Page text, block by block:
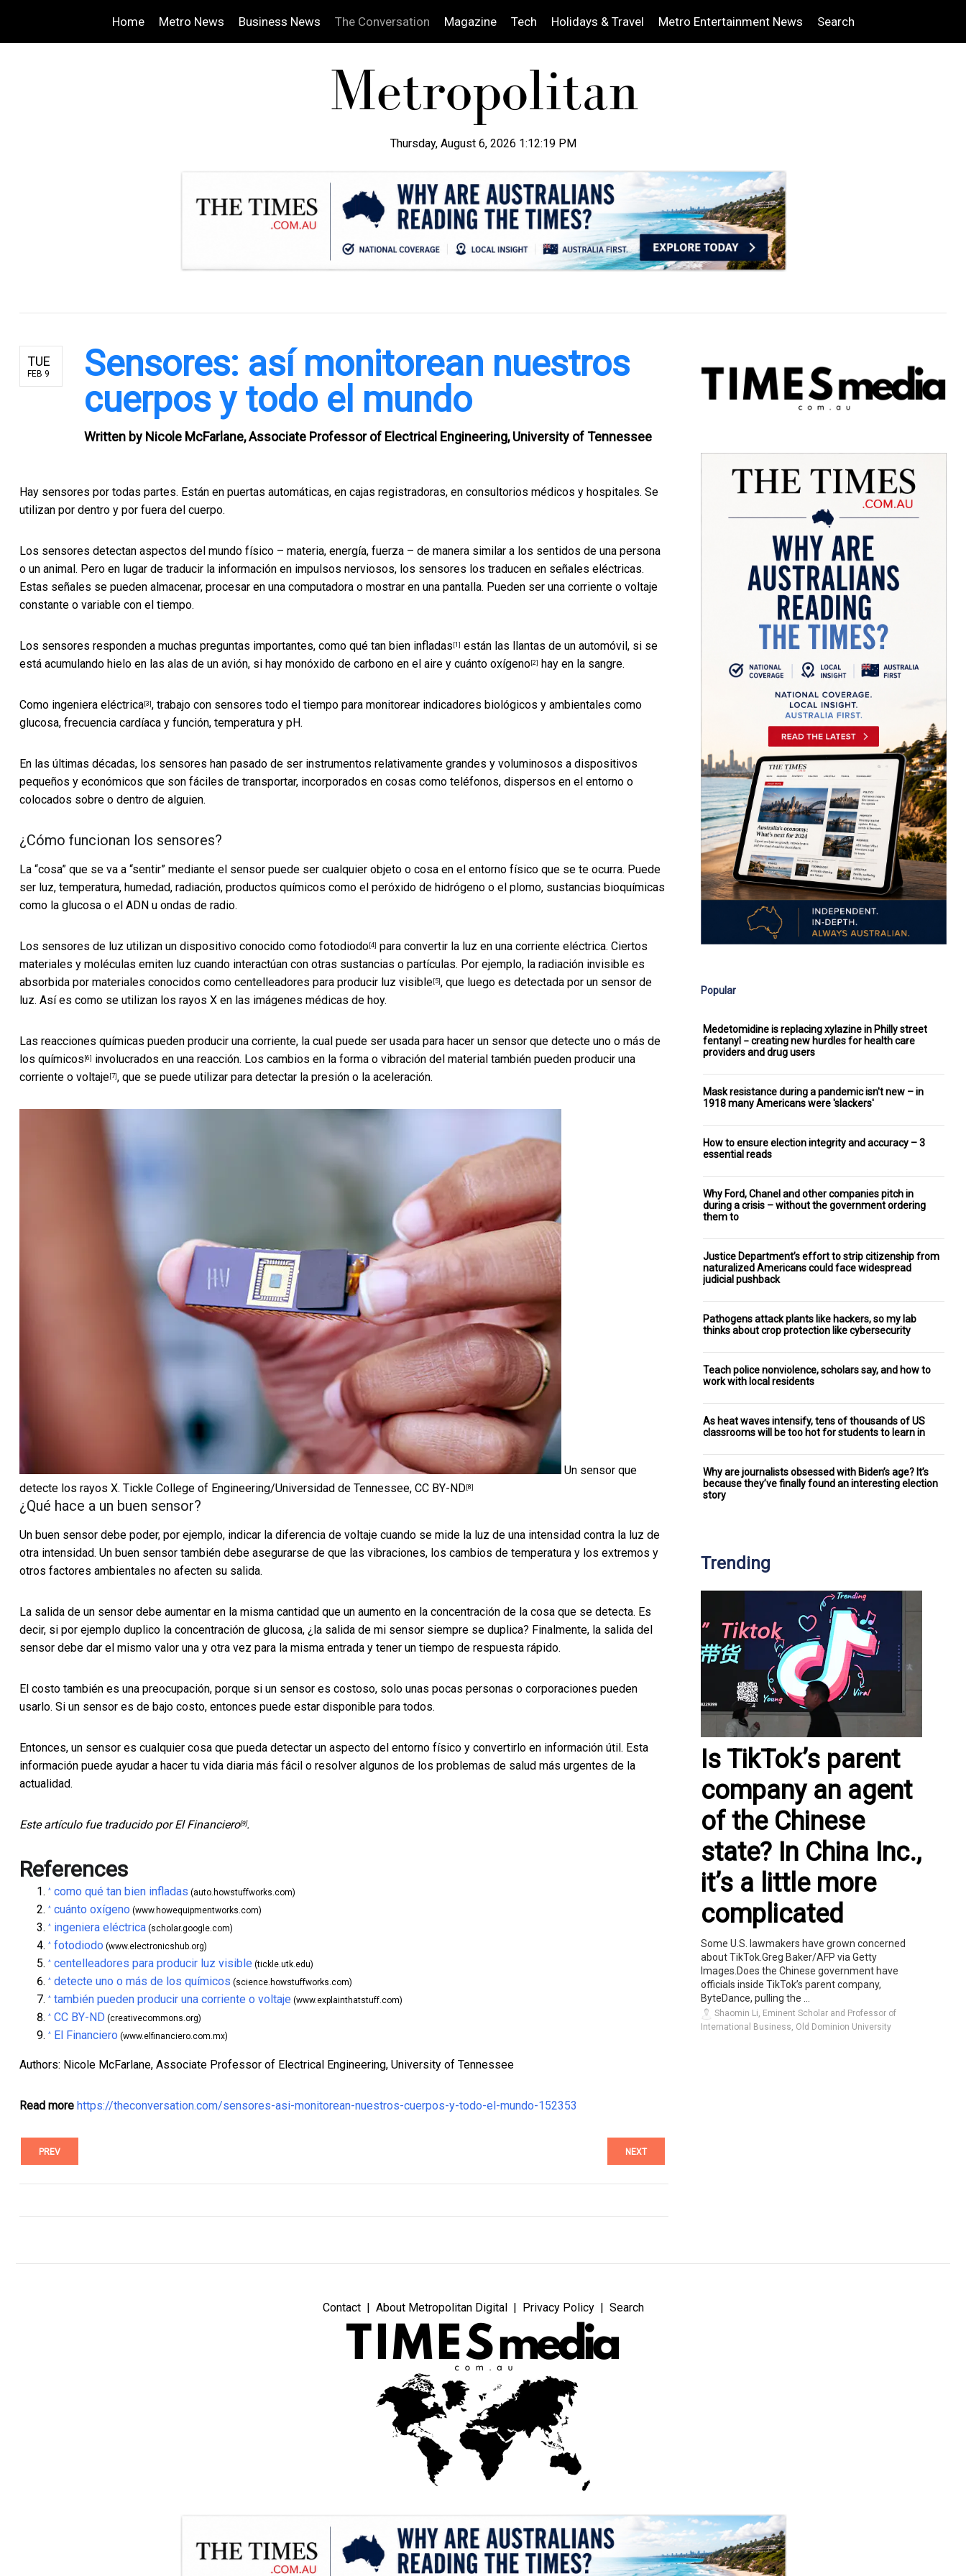
Home Metro News Business News The Conversation Magazine Tech Holidays & Travel Metro Entertainment News Search
Thursday, August 6, 2026 1:12:20 PM
TUE
FEB 9
Sensores: así monitorean nuestros
cuerpos y todo el mundo
Written by Nicole McFarlane, Associate Professor of Electrical Engineering, University of Tennessee
Hay sensores por todas partes. Están en puertas automáticas, en cajas registradoras, en consultorios médicos y hospitales. Se
utilizan por dentro y por fuera del cuerpo.
Los sensores detectan aspectos del mundo físico – materia, energía, fuerza – de manera similar a los sentidos de una persona
o un animal. Pero en lugar de traducir la información en impulsos nerviosos, los sensores los traducen en señales eléctricas.
Estas señales se pueden almacenar, procesar en una computadora o mostrar en una pantalla. Pueden ser una corriente o voltaje
constante o variable con el tiempo.
Los sensores responden a muchas preguntas importantes, como qué tan bien infladas [1] están las llantas de un automóvil, si se
está acumulando hielo en las alas de un avión, si hay monóxido de carbono en el aire y cuánto oxígeno [2] hay en la sangre.
Como ingeniera eléctrica [3] , trabajo con sensores todo el tiempo para monitorear indicadores biológicos y ambientales como
glucosa, frecuencia cardíaca y función, temperatura y pH.
En las últimas décadas, los sensores han pasado de ser instrumentos relativamente grandes y voluminosos a dispositivos
pequeños y económicos que son fáciles de transportar, incorporados en cosas como teléfonos, dispersos en el entorno o
colocados sobre o dentro de alguien.
¿Cómo funcionan los sensores?
La “cosa” que se va a “sentir” mediante el sensor puede ser cualquier objeto o cosa en el entorno físico que se te ocurra. Puede
ser luz, temperatura, humedad, radiación, productos químicos como el peróxido de hidrógeno o el plomo, sustancias bioquímicas
como la glucosa o el ADN u ondas de radio.
Los sensores de luz utilizan un dispositivo conocido como fotodiodo [4] para convertir la luz en una corriente eléctrica. Ciertos
materiales y moléculas emiten luz cuando interactúan con otras sustancias o partículas. Por ejemplo, la radiación invisible es
absorbida por materiales conocidos como centelleadores para producir luz visible [5] , que luego es detectada por un sensor de
luz. Así es como se utilizan los rayos X en las imágenes médicas de hoy.
Las reacciones químicas pueden producir una corriente, la cual puede ser usada para hacer un sensor que detecte uno o más de
los químicos [6] involucrados en una reacción. Los cambios en la forma o vibración del material también pueden producir una
corriente o voltaje [7] , que se puede utilizar para detectar la presión o la aceleración.
Un sensor que
detecte los rayos X. Tickle College of Engineering/Universidad de Tennessee, CC BY-ND [8]
¿Qué hace a un buen sensor?
Un buen sensor debe poder, por ejemplo, indicar la diferencia de voltaje cuando se mide la luz de una intensidad contra la luz de
otra intensidad. Un buen sensor también debe asegurarse de que las vibraciones, los cambios de temperatura y los extremos y
otros factores ambientales no afecten su salida.
La salida de un sensor debe aumentar en la misma cantidad que un aumento en la concentración de la cosa que se detecta. Es
decir, si por ejemplo duplico la concentración de glucosa, ¿la salida de mi sensor siempre se duplica? Finalmente, la salida del
sensor debe dar el mismo valor una y otra vez para la misma entrada y tener un tiempo de respuesta rápido.
El costo también es una preocupación, porque si un sensor es costoso, solo unas pocas personas o corporaciones pueden
usarlo. Si un sensor es de bajo costo, entonces puede estar disponible para todos.
Entonces, un sensor es cualquier cosa que pueda detectar un aspecto del entorno físico y convertirlo en información útil. Esta
información puede ayudar a hacer tu vida diaria más fácil o resolver algunos de los problemas de salud más urgentes de la
actualidad.
Este artículo fue traducido porEl Financiero[9].
References
^ como qué tan bien infladas (auto.howstuffworks.com)
^ cuánto oxígeno (www.howequipmentworks.com)
^ ingeniera eléctrica (scholar.google.com)
^ fotodiodo (www.electronicshub.org)
^ centelleadores para producir luz visible (tickle.utk.edu)
^ detecte uno o más de los químicos (science.howstuffworks.com)
^ también pueden producir una corriente o voltaje (www.explainthatstuff.com)
^ CC BY-ND (creativecommons.org)
^ El Financiero (www.elfinanciero.com.mx)
Authors: Nicole McFarlane, Associate Professor of Electrical Engineering, University of Tennessee
Read more https://theconversation.com/sensores-asi-monitorean-nuestros-cuerpos-y-todo-el-mundo-152353
PREV NEXT
Popular
Medetomidine is replacing xylazine in Philly street
fentanyl − creating new hurdles for health care
providers and drug users
Mask resistance during a pandemic isn't new – in
1918 many Americans were 'slackers'
How to ensure election integrity and accuracy – 3
essential reads
Why Ford, Chanel and other companies pitch in
during a crisis – without the government ordering
them to
Justice Department’s effort to strip citizenship from
naturalized Americans could face widespread
judicial pushback
Pathogens attack plants like hackers, so my lab
thinks about crop protection like cybersecurity
Teach police nonviolence, scholars say, and how to
work with local residents
As heat waves intensify, tens of thousands of US
classrooms will be too hot for students to learn in
Why are journalists obsessed with Biden’s age? It’s
because they’ve finally found an interesting election
story
Trending
Is TikTok’s parent
company an agent
of the Chinese
state? In China Inc.,
it’s a little more
complicated
Some U.S. lawmakers have grown concerned
about TikTok.Greg Baker/AFP via Getty
Images.Does the Chinese government have
officials inside TikTok’s parent company,
ByteDance, pulling the ...
Shaomin Li, Eminent Scholar and Professor of
International Business, Old Dominion University
Contact About Metropolitan Digital Privacy Policy Search